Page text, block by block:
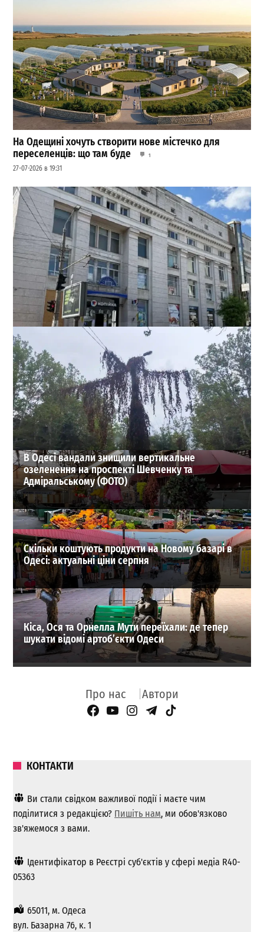
На Одещині хочуть створити нове містечко для
переселенців: що там буде
1
27-07-2026 в 19:31
В Одесі виставили на продаж будівлю ЦУМу в центрі
міста
0
02-08-2026 в 12:21
ВИБІР РЕДАКЦІЇ
В Одесі вандали знищили вертикальне
озеленення на проспекті Шевченку та
Адміральському (ФОТО)
Скільки коштують продукти на Новому базарі в
Одесі: актуальні ціни серпня
Кіса, Ося та Орнелла Мути переїхали: де тепер
шукати відомі артоб’єкти Одеси
Про нас Автори
Facebook Page
YouTube
Instagram
Telegram
TikTok
КОНТАКТИ
Ви стали свідком важливої ​​події і маєте чим
поділитися з редакцією? Пишіть нам, ми обов'язково
зв'яжемося з вами.
Ідентифікатор в Реєстрі суб'єктів у сфері медіа R40-
05363
65011, м. Одеса
вул. Базарна 76, к. 1